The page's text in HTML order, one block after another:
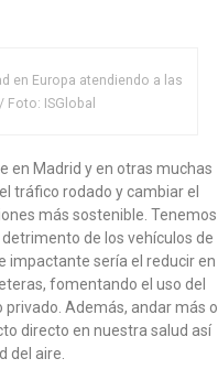
en Europa atendiendo a las
Foto: ISGlobal
en Madrid y en otras muchas
tráfico rodado y cambiar el
más sostenible. Tenemos
de los vehículos de
impactante sería el reducir en
fomentando el uso del
Además, andar más o
directo en nuestra salud así
del aire.